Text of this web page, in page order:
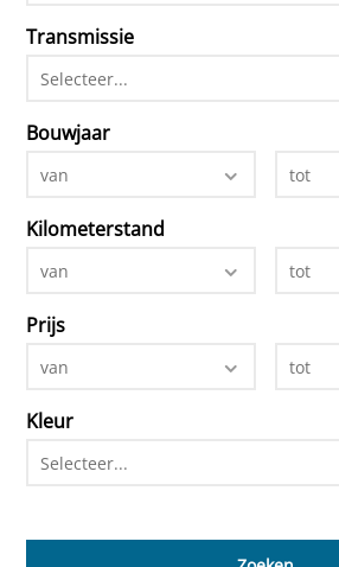
Transmissie
Selecteer...
Bouwjaar
van tot
Kilometerstand
van tot
Prijs
van tot
Kleur
Selecteer...